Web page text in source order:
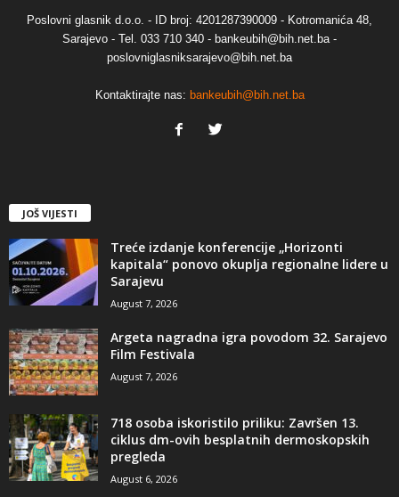
Poslovni glasnik d.o.o. - ID broj: 4201287390009 - Kotromanića 48,
Sarajevo - Tel. 033 710 340 - bankeubih@bih.net.ba -
poslovniglasniksarajevo@bih.net.ba
Kontaktirajte nas: bankeubih@bih.net.ba
JOŠ VIJESTI
Treće izdanje konferencije „Horizonti
kapitala“ ponovo okuplja regionalne lidere u
Sarajevu
August 7, 2026
Argeta nagradna igra povodom 32. Sarajevo
Film Festivala
August 7, 2026
718 osoba iskoristilo priliku: Završen 13.
ciklus dm-ovih besplatnih dermoskopskih
pregleda
August 6, 2026